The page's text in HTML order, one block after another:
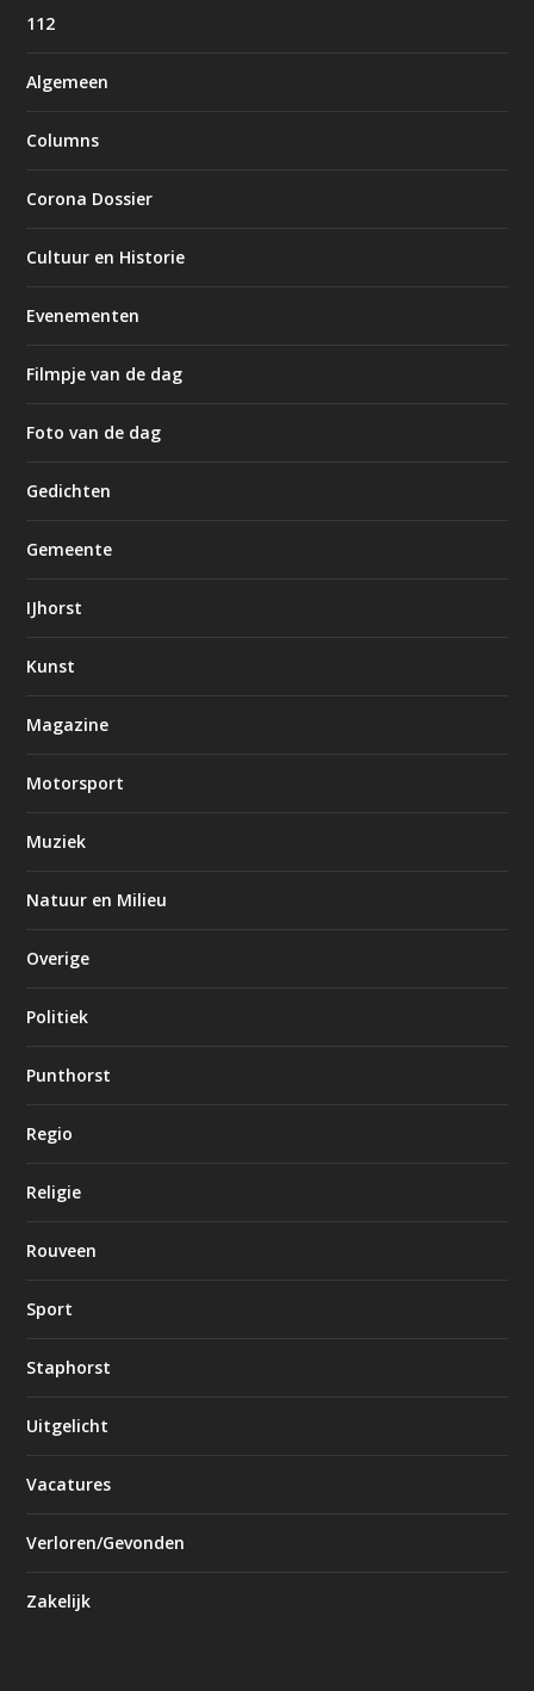
112
Algemeen
Columns
Corona Dossier
Cultuur en Historie
Evenementen
Filmpje van de dag
Foto van de dag
Gedichten
Gemeente
IJhorst
Kunst
Magazine
Motorsport
Muziek
Natuur en Milieu
Overige
Politiek
Punthorst
Regio
Religie
Rouveen
Sport
Staphorst
Uitgelicht
Vacatures
Verloren/Gevonden
Zakelijk